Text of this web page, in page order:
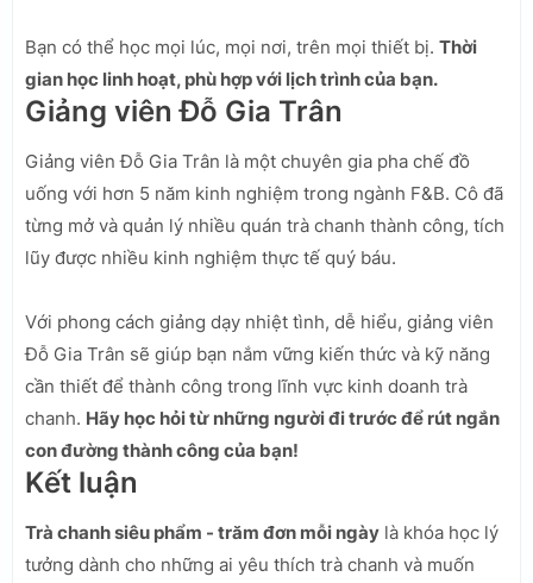
Bạn có thể học mọi lúc, mọi nơi, trên mọi thiết bị. Thời
gian học linh hoạt, phù hợp với lịch trình của bạn.
Giảng viên Đỗ Gia Trân
Giảng viên Đỗ Gia Trân là một chuyên gia pha chế đồ
uống với hơn 5 năm kinh nghiệm trong ngành F&B. Cô đã
từng mở và quản lý nhiều quán trà chanh thành công, tích
lũy được nhiều kinh nghiệm thực tế quý báu.
Với phong cách giảng dạy nhiệt tình, dễ hiểu, giảng viên
Đỗ Gia Trân sẽ giúp bạn nắm vững kiến thức và kỹ năng
cần thiết để thành công trong lĩnh vực kinh doanh trà
chanh. Hãy học hỏi từ những người đi trước để rút ngắn
con đường thành công của bạn!
Kết luận
Trà chanh siêu phẩm - trăm đơn mỗi ngày là khóa học lý
tưởng dành cho những ai yêu thích trà chanh và muốn